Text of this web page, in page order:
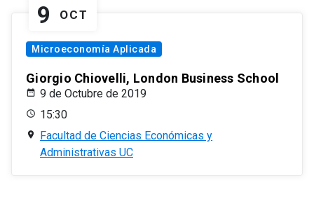
9 OCT
Microeconomía Aplicada
Giorgio Chiovelli, London Business School
9 de Octubre de 2019
15:30
Facultad de Ciencias Económicas y
Administrativas UC